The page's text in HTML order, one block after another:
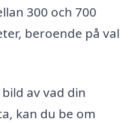
300 och 700
beroende på val
av vad din
kan du be om